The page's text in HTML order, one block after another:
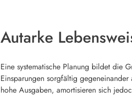
Autarke
Eine systematische Planung bildet die
Einsparungen sorgfältig
hohe Ausgaben, amortisieren sich